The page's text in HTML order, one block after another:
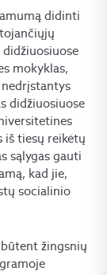
didinti
mokyklas,
didžiuosiuose
iš tiesų reikėtų
sąlygas gauti
kad jie,
socialinio
žingsnių